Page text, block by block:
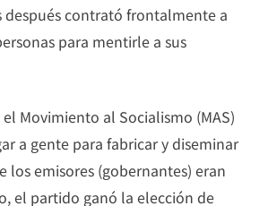
después contrató frontalmente a
para mentirle a sus
Movimiento al Socialismo (MAS)
a gente para fabricar y diseminar
los emisores (gobernantes) eran
el partido ganó la elección de